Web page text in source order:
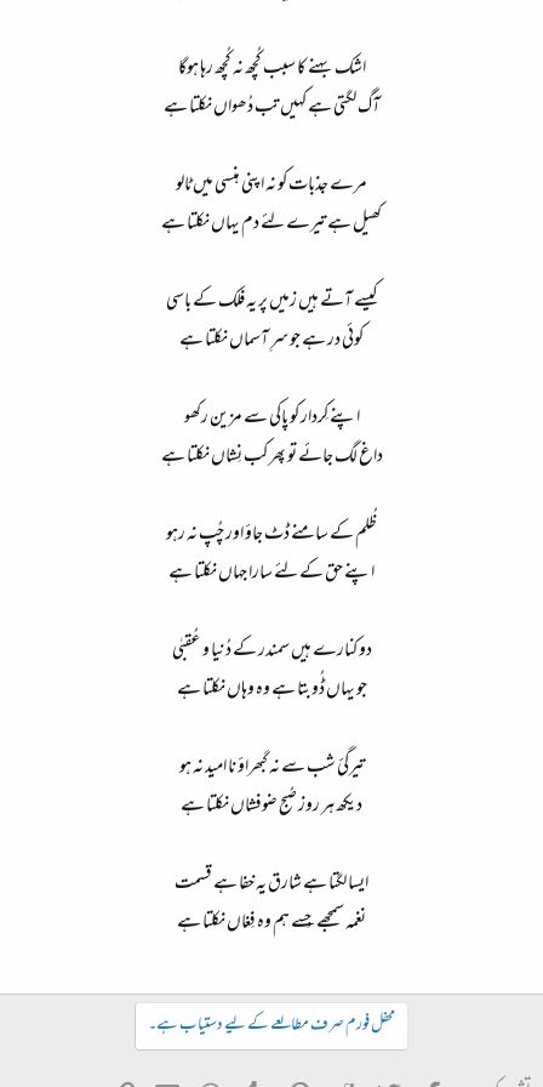
اشک بہنے کا سبب کُچھ نہ کُچھ رہا ہوگا
آگ لگتی ہے کہیں تب دُھواں نکلتا ہے
مرے جذبات کو نہ اپنی ہنسی میں ٹالو
کھیل ہے تیرے لئے دم یہاں نکلتا ہے
کیسے آتے ہیں زمیں پر یہ فلک کے باسی
کوئی در ہے جو سرِ آسماں نکلتا ہے
اپنے کِردار کو پاکی سے مزین رکھو
داغ لگ جائے تو پھر کب نِشاں نکلتا ہے
ظُلم کے سامنے ڈٹ جاؤ اور چُپ نہ رہو
اپنے حق کے لئے سارا جہاں نکلتا ہے
دو کنارے ہیں سمندر کے دُنیا و عُقبٰی
جو یہاں ڈُوبتا ہے وہ وہاں نکلتا ہے
تیرگئ شب سے نہ گبھراؤ نا امید نہ ہو
دیکھ ہر روز صُبح ضوفشاں نکلتا ہے
ایسا لگتا ہے شارق یہ خفا ہے قسمت
نغمہ سمجھے جِسے ہم وہ فِغاں نکلتا ہے
محفل فورم صرف مطالعے کے لیے دستیاب ہے۔